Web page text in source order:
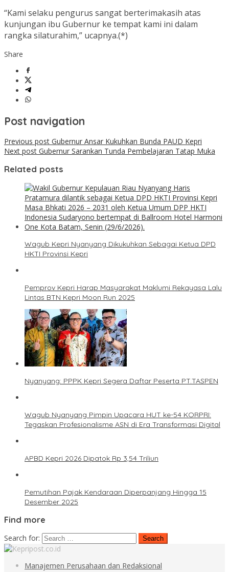
“Kami selaku pengurus sangat berterimakasih atas
kunjungan ibu Gubernur ke tempat kami ini dalam
rangka silaturahim,” ucapnya.(*)
Share
Post navigation
Previous post Gubernur Ansar Kukuhkan Bunda PAUD Kepri
Next post Gubernur Sarankan Tunda Pembelajaran Tatap Muka
Related posts
Wagub Kepri Nyanyang Dikukuhkan Sebagai Ketua DPD
HKTI Provinsi Kepri
Pemprov Kepri Harap Masyarakat Maklumi Rekayasa Lalu
Lintas BTN Kepri Moon Run 2025
Nyanyang: PPPK Kepri Segera Daftar Peserta PT.TASPEN
Wagub Nyanyang Pimpin Upacara HUT ke-54 KORPRI:
Tegaskan Profesionalisme ASN di Era Transformasi Digital
APBD Kepri 2026 Dipatok Rp 3,54 Triliun
Pemutihan Pajak Kendaraan Diperpanjang Hingga 15
Desember 2025
Find more
Search for:
Manajemen Perusahaan dan Redaksional